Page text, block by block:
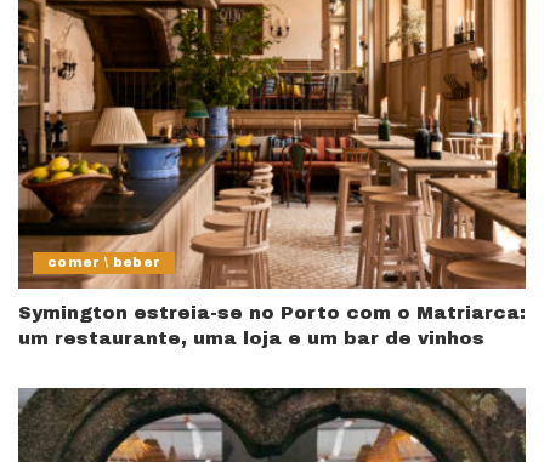
comer \ beber
Symington estreia-se no Porto com o Matriarca:
um restaurante, uma loja e um bar de vinhos